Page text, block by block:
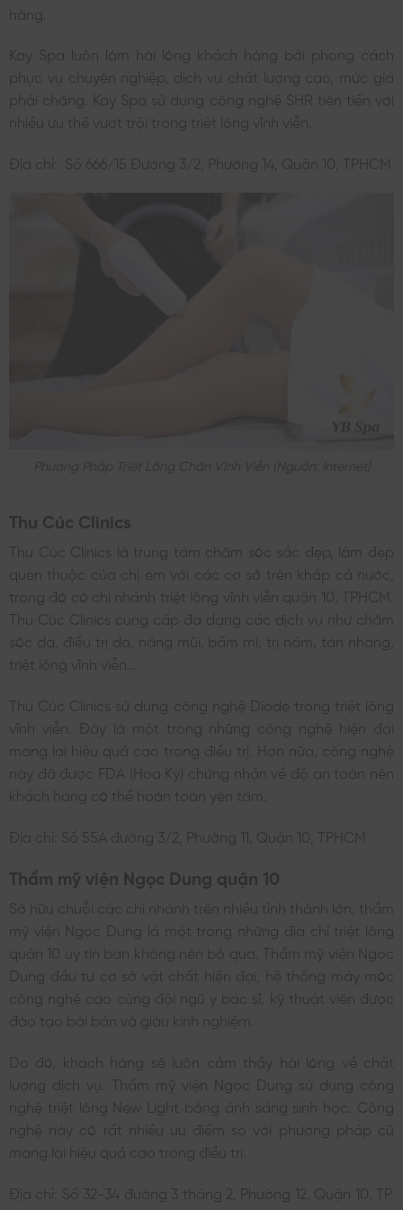
hàng.
Kay Spa luôn làm hài lòng khách hàng bởi phong cách
phục vụ chuyên nghiệp, dịch vụ chất lượng cao, mức giá
phải chăng. Kay Spa sử dụng công nghệ SHR tiên tiến với
nhiều ưu thế vượt trội trong triệt lông vĩnh viễn.
Địa chỉ: Số 666/15 Đường 3/2, Phường 14, Quận 10, TPHCM
Phương Pháp Triệt Lông Chân Vĩnh Viễn (nguồn: Internet)
Thu Cúc Clinics
Thu Cúc Clinics là trung tâm chăm sóc sắc đẹp, làm đẹp
quen thuộc của chị em với các cơ sở trên khắp cả nước,
trong đó có chi nhánh triệt lông vĩnh viễn quận 10, TPHCM.
Thu Cúc Clinics cung cấp đa dạng các dịch vụ như chăm
sóc da, điều trị da, nâng mũi, bấm mí, trị nám, tàn nhang,
triệt lông vĩnh viễn…
Thu Cúc Clinics sử dụng công nghệ Diode trong triệt lông
vĩnh viễn. Đây là một trong những công nghệ hiện đại
mang lại hiệu quả cao trong điều trị. Hơn nữa, công nghệ
này đã được FDA (Hoa Kỳ) chứng nhận về độ an toàn nên
khách hàng có thể hoàn toàn yên tâm.
Địa chỉ: Số 55A đường 3/2, Phường 11, Quận 10, TPHCM
Thẩm mỹ viện Ngọc Dung quận 10
Sở hữu chuỗi các chi nhánh trên nhiều tỉnh thành lớn, thẩm
mỹ viện Ngọc Dung là một trong những địa chỉ triệt lông
quận 10 uy tín bạn không nên bỏ qua. Thẩm mỹ viện Ngọc
Dung đầu tư cơ sở vật chất hiện đại, hệ thống máy móc
công nghệ cao cùng đội ngũ y bác sĩ, kỹ thuật viên được
đào tạo bài bản và giàu kinh nghiệm.
Do đó, khách hàng sẽ luôn cảm thấy hài lòng về chất
lượng dịch vụ. Thẩm mỹ viện Ngọc Dung sử dụng công
nghệ triệt lông New Light bằng ánh sáng sinh học. Công
nghệ này có rất nhiều ưu điểm so với phương pháp cũ
mang lại hiệu quả cao trong điều trị.
Địa chỉ: Số 32-34 đường 3 tháng 2, Phường 12, Quận 10, TP.